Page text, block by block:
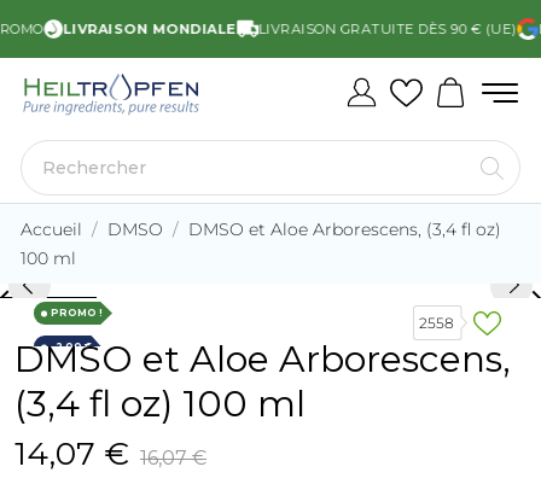
LIVRAISON MONDIALE LIVRAISON GRATUITE DÈS 90 € (UE)
Accueil DMSO
DMSO et Aloe Arborescens, (3,4 fl oz)
100 ml
2558
PROMO !
-2,00 €
DMSO et Aloe Arborescens,
(3,4 fl oz) 100 ml
14,07 € 16,07 €